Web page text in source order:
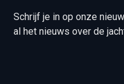
Schrijf je in op onze
al het nieuws over de